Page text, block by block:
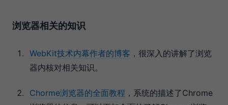
浏览器相关的知识
WebKit技术内幕作者的博客 ，很深入的讲解了浏览
器内核对相关知识。
Chorme浏览器的全面教程 ，系统的描述了Chrome